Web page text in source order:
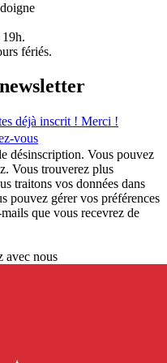
fériés.
déjà inscrit ! Merci !
vous
désinscription. Vous pouvez
Vous trouverez plus
traitons vos données dans
pouvez gérer vos préférences
que vous recevrez de
avec nous